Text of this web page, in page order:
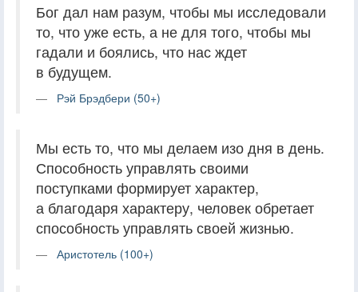
Бог дал нам разум, чтобы мы исследовали
то, что уже есть, а не для того, чтобы мы
гадали и боялись, что нас ждет
в будущем.
Рэй Брэдбери (50+)
Мы есть то, что мы делаем изо дня в день.
Способность управлять своими
поступками формирует характер,
а благодаря характеру, человек обретает
способность управлять своей жизнью.
Аристотель (100+)